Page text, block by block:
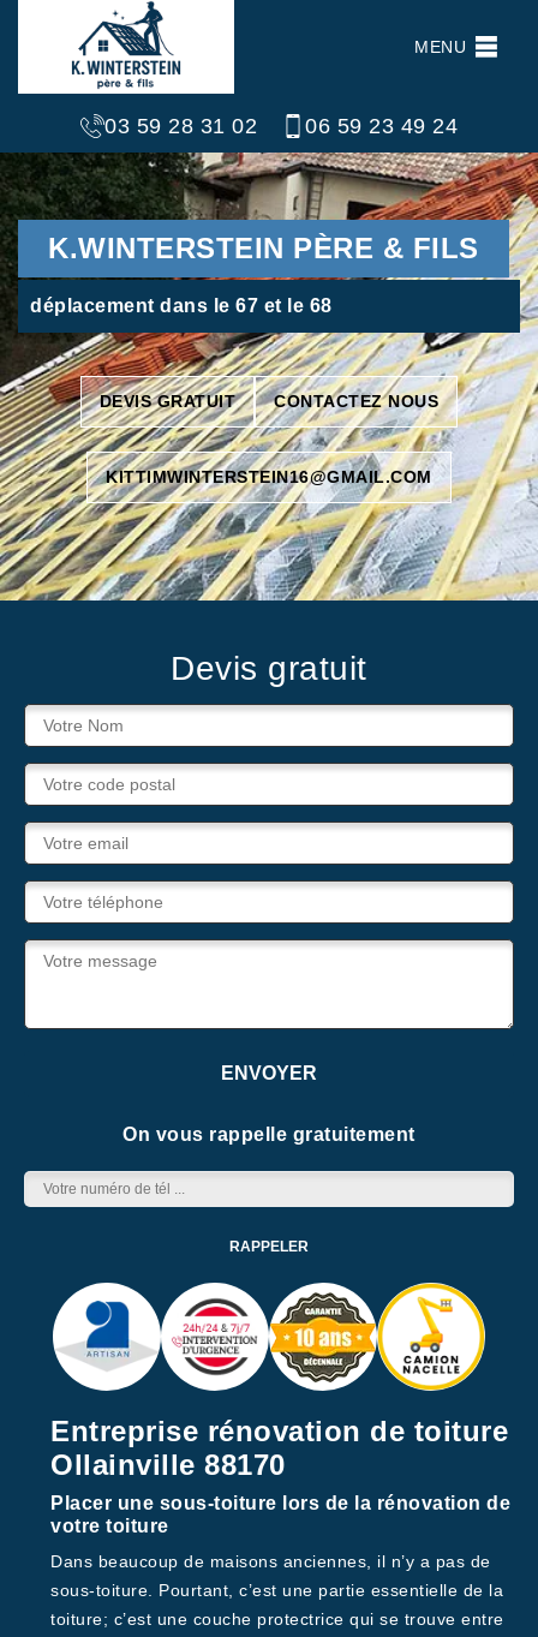
MENU
03 59 28 31 02 06 59 23 49 24
K.WINTERSTEIN PÈRE & FILS
déplacement dans le 67 et le 68
DEVIS GRATUIT CONTACTEZ NOUS
KITTIMWINTERSTEIN16@GMAIL.COM
Devis gratuit
On vous rappelle gratuitement
Entreprise rénovation de toiture
Ollainville 88170
Placer une sous-toiture lors de la rénovation de
votre toiture
Dans beaucoup de maisons anciennes, il n’y a pas de
sous-toiture. Pourtant, c’est une partie essentielle de la
toiture; c’est une couche protectrice qui se trouve entre